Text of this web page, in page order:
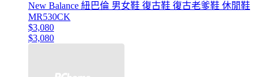
New Balance 紐巴倫 男女鞋 復古鞋 復古老爹鞋 休閒鞋
MR530CK
$3,080
$3,080